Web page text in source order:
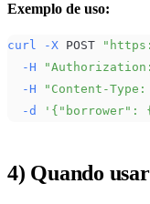
Exemplo de uso:
curl -X POST
-H
"Authorization:
-H
"Content-
-d
4) Quando